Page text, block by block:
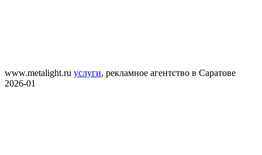
www.metalight.ru услуги, рекламное агентство в Саратове
2026-01